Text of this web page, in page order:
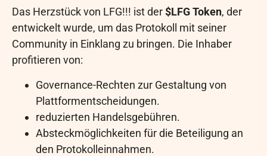
Das Herzstück von LFG!!! ist der$LFG Token, der
entwickelt wurde, um das Protokoll mit seiner
Community in Einklang zu bringen. Die Inhaber
profitieren von:
Governance-Rechten zur Gestaltung von
Plattformentscheidungen.
reduzierten Handelsgebühren.
Absteckmöglichkeiten für die Beteiligung an
den Protokolleinnahmen.